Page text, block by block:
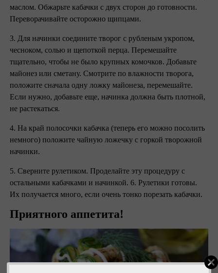
маслом. Обжарьте кабачки с двух сторон до готовности.
Переворачивайте осторожно щипцами.
3. Для начинки соедините творог с рубленым укропом,
чесноком, солью и щепоткой перца. Перемешайте
тщательно, чтобы не было крупных комочков. Добавьте
майонез или сметану. Смотрите по влажности творога,
положите сначала одну ложку майонеза, перемешайте.
Если нужно, добавьте еще, начинка должна быть плотной,
не растекаться.
4. На край полосочки кабачка (теперь его можно посолить
немного) положите чайную ложечку с горкой творожной
начинки.
5. Сверните рулетиком. Проделайте эту процедуру с
остальными кабачками и начинкой. 6. Рулетики готовы.
Их получается много, если очень тонко порезать кабачки.
Приятного аппетита!